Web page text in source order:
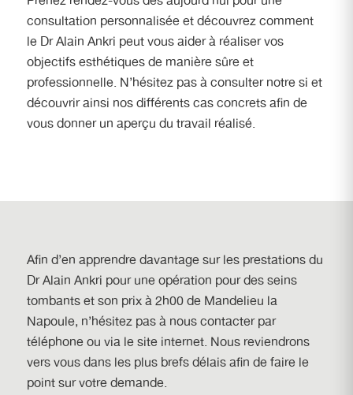
consultation personnalisée et découvrez comment
le Dr Alain Ankri peut vous aider à réaliser vos
objectifs esthétiques de manière sûre et
professionnelle. N’hésitez pas à consulter notre si et
découvrir ainsi nos différents cas concrets afin de
vous donner un aperçu du travail réalisé.
Afin d’en apprendre davantage sur les prestations du
Dr Alain Ankri pour une opération pour des seins
tombants et son prix à 2h00 de Mandelieu la
Napoule, n’hésitez pas à nous contacter par
téléphone ou via le site internet. Nous reviendrons
vers vous dans les plus brefs délais afin de faire le
point sur votre demande.